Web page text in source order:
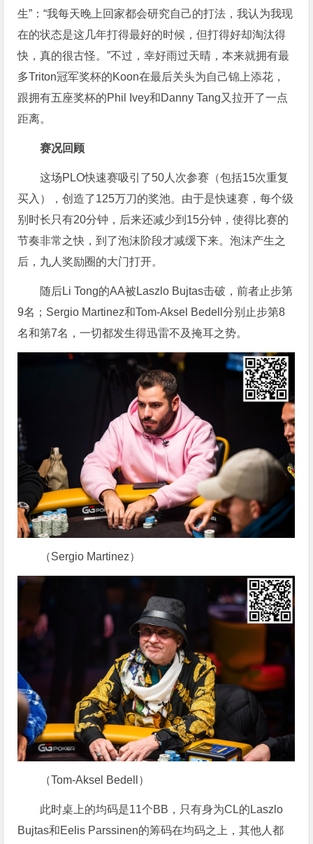
生”：“我每天晚上回家都会研究自己的打法，我认为我现
在的状态是这几年打得最好的时候，但打得好却淘汰得
快，真的很古怪。”不过，幸好雨过天晴，本来就拥有最
多Triton冠军奖杯的Koon在最后关头为自己锦上添花，
跟拥有五座奖杯的Phil Ivey和Danny Tang又拉开了一点
距离。
赛况回顾
这场PLO快速赛吸引了50人次参赛（包括15次重复
买入），创造了125万刀的奖池。由于是快速赛，每个级
别时长只有20分钟，后来还减少到15分钟，使得比赛的
节奏非常之快，到了泡沫阶段才减缓下来。泡沫产生之
后，九人奖励圈的大门打开。
随后Li Tong的AA被Laszlo Bujtas击破，前者止步第
9名；Sergio Martinez和Tom-Aksel Bedell分别止步第8
名和第7名，一切都发生得迅雷不及掩耳之势。
（Sergio Martinez）
（Tom-Aksel Bedell）
此时桌上的均码是11个BB，只有身为CL的Laszlo
Bujtas和Eelis Parssinen的筹码在均码之上，其他人都